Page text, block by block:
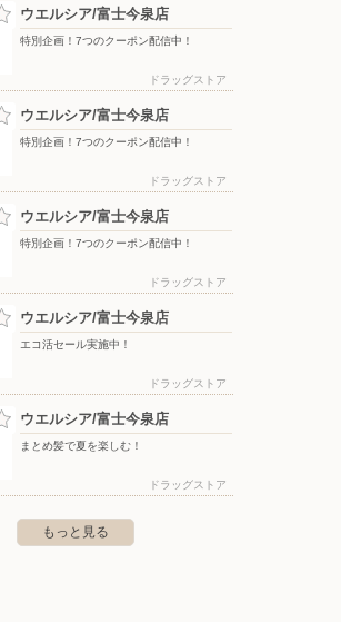
〒419-0201 静岡県富士市厚原1241
ウエルシア/富士木の宮店
ウエルシア/富士今泉店
特別企画！7つのクーポン配信中！
ドラッグストア
ウエルシア/富士今泉店
特別企画！7つのクーポン配信中！
ドラッグストア
ウエルシア/富士今泉店
特別企画！7つのクーポン配信中！
ドラッグストア
ウエルシア/富士今泉店
エコ活セール実施中！
ドラッグストア
ウエルシア/富士今泉店
まとめ髪で夏を楽しむ！
ドラッグストア
もっと見る